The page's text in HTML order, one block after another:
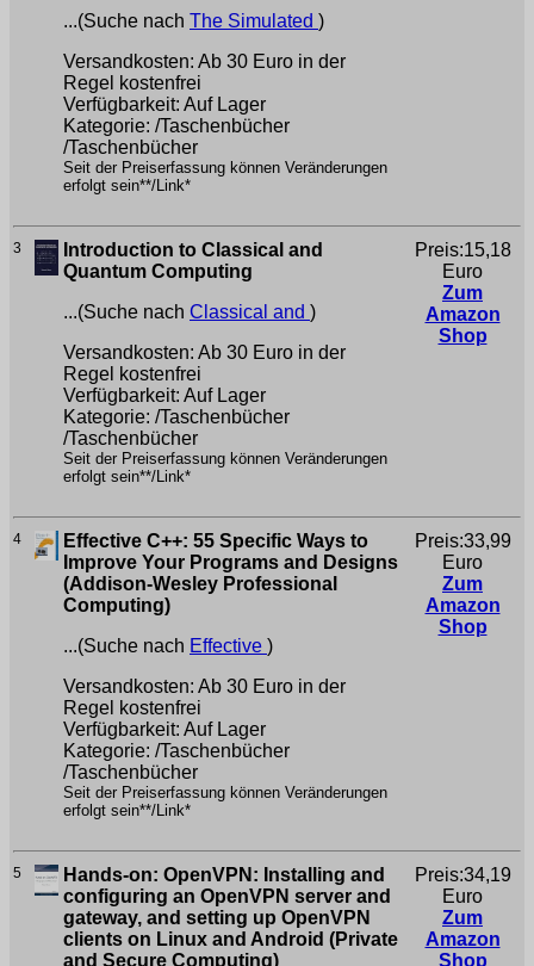
...(Suche nach The Simulated )
Versandkosten: Ab 30 Euro in der
Regel kostenfrei
Verfügbarkeit: Auf Lager
Kategorie: /Taschenbücher
/Taschenbücher
Seit der Preiserfassung können Veränderungen
erfolgt sein**/Link*
3
Introduction to Classical and
Quantum Computing
...(Suche nach Classical and )
Versandkosten: Ab 30 Euro in der
Regel kostenfrei
Verfügbarkeit: Auf Lager
Kategorie: /Taschenbücher
/Taschenbücher
Seit der Preiserfassung können Veränderungen
erfolgt sein**/Link*
Preis:15,18
Euro
Zum
Amazon
Shop
4
Effective C++: 55 Specific Ways to
Improve Your Programs and Designs
(Addison-Wesley Professional
Computing)
...(Suche nach Effective )
Versandkosten: Ab 30 Euro in der
Regel kostenfrei
Verfügbarkeit: Auf Lager
Kategorie: /Taschenbücher
/Taschenbücher
Seit der Preiserfassung können Veränderungen
erfolgt sein**/Link*
Preis:33,99
Euro
Zum
Amazon
Shop
5
Hands-on: OpenVPN: Installing and
configuring an OpenVPN server and
gateway, and setting up OpenVPN
clients on Linux and Android (Private
and Secure Computing)
Preis:34,19
Euro
Zum
Amazon
Shop